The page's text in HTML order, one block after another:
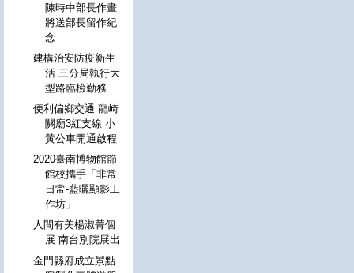
陳時中部長作畫
將送部長留作紀
念
建構治安防疫新生
活 三分局執行大
型路臨檢勤務
便利偏鄉交通 龍崎
關廟3紅支線 小
黃公車開通啟程
2020臺南博物館節
館校攜手「非常
日常-藍曬顯影工
作坊」
人間有美楊淑菁個
展 南台別院展出
金門縣府成立景點